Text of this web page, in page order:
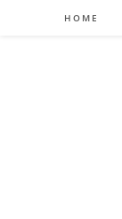
HOME